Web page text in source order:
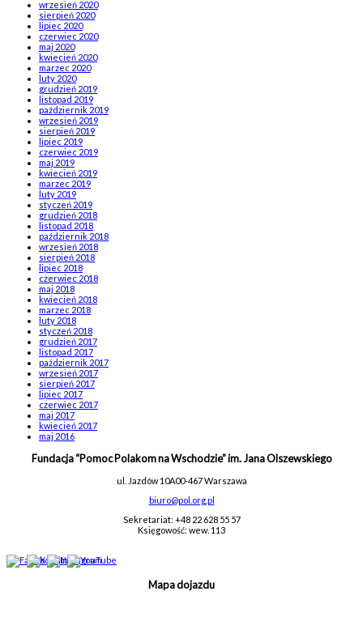
wrzesień 2020
sierpień 2020
lipiec 2020
czerwiec 2020
maj 2020
kwiecień 2020
marzec 2020
luty 2020
grudzień 2019
listopad 2019
październik 2019
wrzesień 2019
sierpień 2019
lipiec 2019
czerwiec 2019
maj 2019
kwiecień 2019
marzec 2019
luty 2019
styczeń 2019
grudzień 2018
listopad 2018
październik 2018
wrzesień 2018
sierpień 2018
lipiec 2018
czerwiec 2018
maj 2018
kwiecień 2018
marzec 2018
luty 2018
styczeń 2018
grudzień 2017
listopad 2017
październik 2017
wrzesień 2017
sierpień 2017
lipiec 2017
czerwiec 2017
maj 2017
kwiecień 2017
maj 2016
Fundacja “Pomoc Polakom na Wschodzie” im. Jana Olszewskiego
ul. Jazdów 10A00-467 Warszawa
biuro@pol.org.pl
Sekretariat: +48 22 628 55 57
Księgowość: wew. 113
Mapa dojazdu